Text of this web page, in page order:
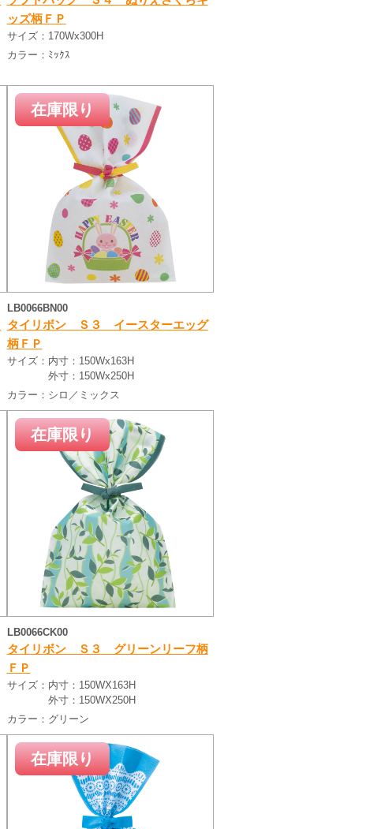
ッズ柄ＦＰ
サイズ： 170Wx300H
カラー： ﾐｯｸｽ
LB0066BN00
タイリボン Ｓ３ イースターエッグ
柄ＦＰ
サイズ： 内寸：150Wx163H
外寸：150Wx250H
カラー： シロ／ミックス
LB0066CK00
タイリボン Ｓ３ グリーンリーフ柄
ＦＰ
サイズ： 内寸：150WX163H
外寸：150WX250H
カラー： グリーン